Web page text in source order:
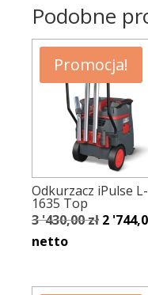
Podobne
Promocja!
Odkurzacz iPulse L-
1635 Top
3 '430,00zł
3
2
netto